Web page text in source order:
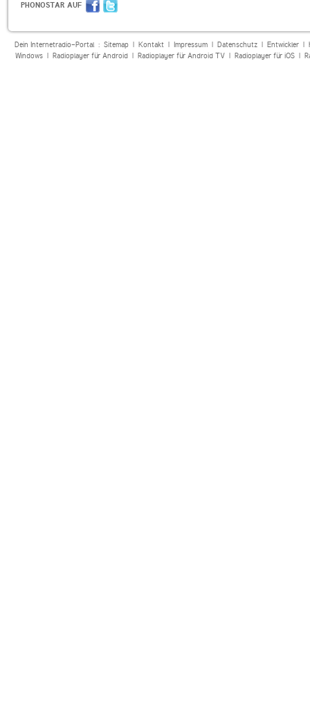
PHONOSTAR AUF
Dein Internetradio-Portal : Sitemap| Kontakt| Impressum| Datenschutz| Entwickler|
Windows| Radioplayer für Android| Radioplayer für Android TV| Radioplayer für iOS|